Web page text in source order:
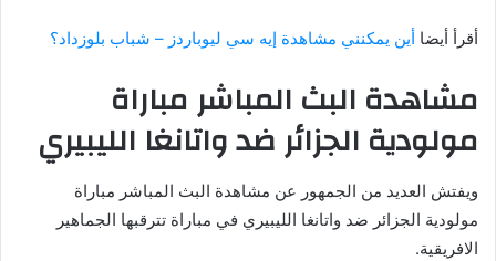
أقرأ أيضا أين يمكنني مشاهدة إيه سي ليوباردز – شباب بلوزداد؟
مشاهدة البث المباشر مباراة
مولودية الجزائر ضد واتانغا الليبيري
ويفتش العديد من الجمهور عن مشاهدة البث المباشر مباراة
مولودية الجزائر ضد واتانغا الليبيري في مباراة تترقبها الجماهير
الافريقية.